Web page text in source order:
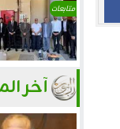
متابعات
آخر